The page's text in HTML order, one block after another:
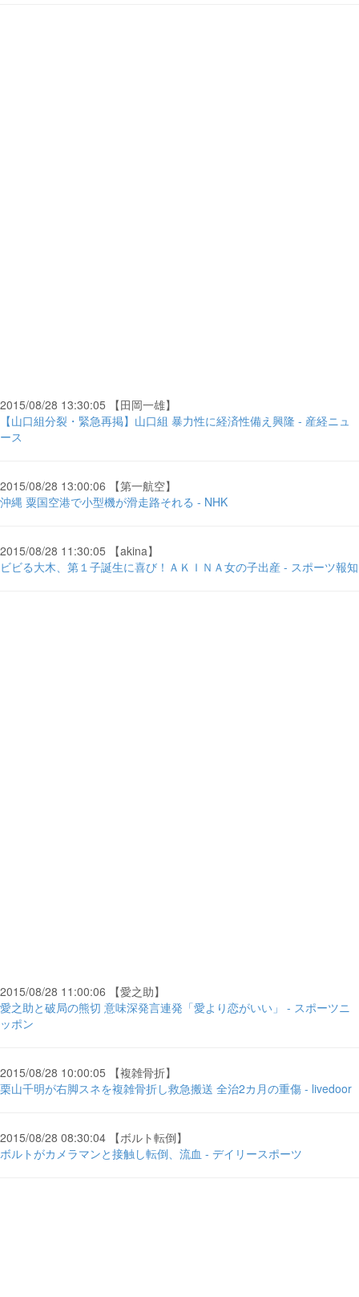
2015/08/28 13:30:05 【田岡一雄】
【山口組分裂・緊急再掲】山口組 暴力性に経済性備え興隆 - 産経ニュ
ース
2015/08/28 13:00:06 【第一航空】
沖縄 粟国空港で小型機が滑走路それる - NHK
2015/08/28 11:30:05 【akina】
ビビる大木、第１子誕生に喜び！ＡＫＩＮＡ女の子出産 - スポーツ報知
2015/08/28 11:00:06 【愛之助】
愛之助と破局の熊切 意味深発言連発「愛より恋がいい」 - スポーツニ
ッポン
2015/08/28 10:00:05 【複雑骨折】
栗山千明が右脚スネを複雑骨折し救急搬送 全治2カ月の重傷 - livedoor
2015/08/28 08:30:04 【ボルト転倒】
ボルトがカメラマンと接触し転倒、流血 - デイリースポーツ